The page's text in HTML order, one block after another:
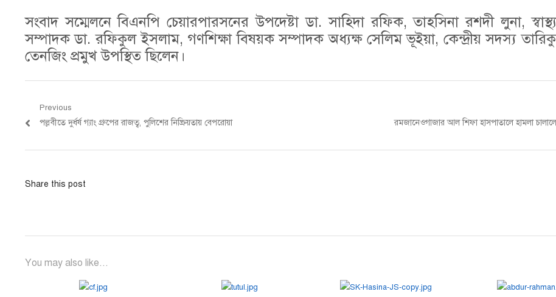
সংবাদ সম্মেলনে বিএনপি চেয়ারপারসনের উপদেষ্টা ডা. সাহিদা রফিক, তাহসিনা রশদী লুনা,
সম্পাদক ডা. রফিকুল ইসলাম, গণশিক্ষা বিষয়ক সম্পাদক অধ্যক্ষ সেলিম ভূইয়া, কেন্দ্রীয় সদস্য
তেনজিং প্রমুখ উপস্থিত ছিলেন।
Post
navigation
Previous
Previous
পল্লবীতে দুর্ধর্ষ গ্যাং গ্রুপের রাজত্ব, পুলিশের নিষ্ক্রিয়তায় বেপরোয়া
Next
রমজানেওগাজার আল শিফা হাসপাতালে হামলা
Share this post
You may also like...